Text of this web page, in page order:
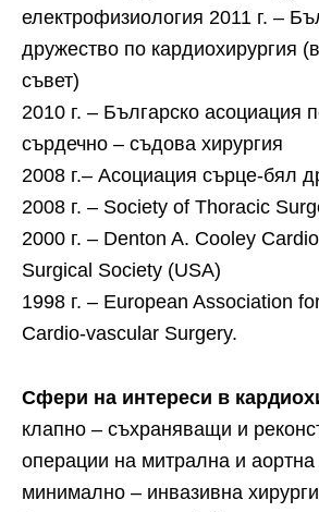
електрофизиология 2011 г. –
дружество по кардиохирургия
съвет)
2010 г. – Българско асоциация
сърдечно – съдова хирургия
2008 г.– Асоциация сърце-бял
2008 г. – Society of Thoracic
2000 г. – Denton A. Cooley
Surgical Society (USA)
1998 г. – European Association
Cardio-vascular Surgery.
Сфери на интереси в
клапно – съхраняващи и
операции на митрална и аортна
минимално – инвазивна